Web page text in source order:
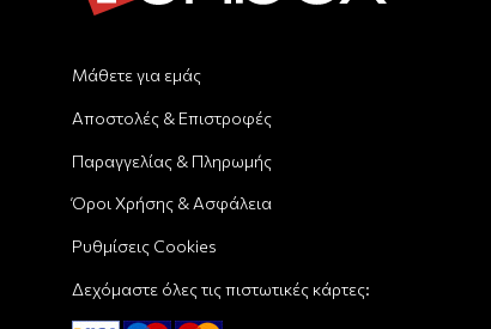
Μάθετε για εμάς
Αποστολές & Επιστροφές
Παραγγελίας & Πληρωμής
Όροι Χρήσης & Ασφάλεια
Ρυθμίσεις Cookies
Δεχόμαστε όλες τις πιστωτικές κάρτες: